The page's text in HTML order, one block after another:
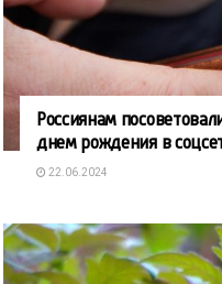
Россиянам
днем рождения в
22.06.2024